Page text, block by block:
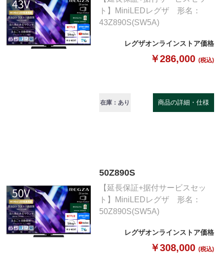
ト】MiniLEDレグザ 形名：
43Z890S(SW5A)
レグザオンラインストア価格
￥286,000 (税込)
在庫：あり 商品の詳細・仕様
50Z890S
【延長保証+据付サービスセッ
ト】MiniLEDレグザ 形名：
50Z890S(SW5A)
レグザオンラインストア価格
￥308,000 (税込)